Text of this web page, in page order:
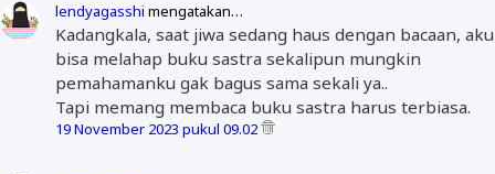
lendyagasshi mengatakan…
Kadangkala, saat jiwa sedang haus dengan bacaan, aku
bisa melahap buku sastra sekalipun mungkin
pemahamanku gak bagus sama sekali ya..
Tapi memang membaca buku sastra harus terbiasa.
19 November 2023 pukul 09.02